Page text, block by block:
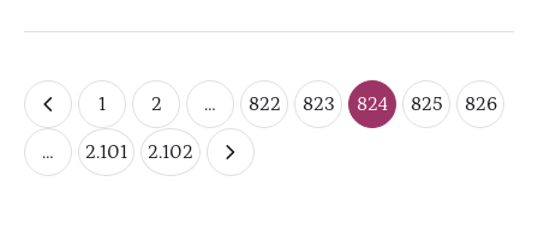
1 2 … 822 823 824 825 826
… 2.101 2.102